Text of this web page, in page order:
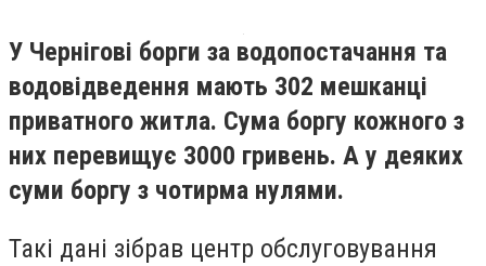
У Чернігові борги за водопостачання та
водовідведення мають 302 мешканці
приватного житла. Сума боргу кожного з
них перевищує 3000 гривень. А у деяких
суми боргу з чотирма нулями.
Такі дані зібрав центр обслуговування